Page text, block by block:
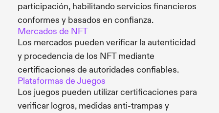
participación, habilitando servicios financieros
conformes y basados en confianza.
Mercados de NFT
Los mercados pueden verificar la autenticidad
y procedencia de los NFT mediante
certificaciones de autoridades confiables.
Plataformas de Juegos
Los juegos pueden utilizar certificaciones para
verificar logros, medidas anti-trampas y